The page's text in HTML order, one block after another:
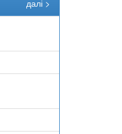
далі >